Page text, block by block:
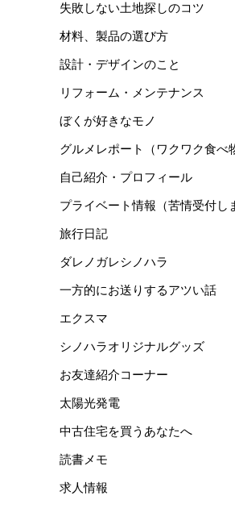
失敗しない土地探しのコツ
材料、製品の選び方
設計・デザインのこと
リフォーム・メンテナンス
ぼくが好きなモノ
グルメレポート（ワクワク食べ
自己紹介・プロフィール
プライベート情報（苦情受付し
旅行日記
ダレノガレシノハラ
一方的にお送りするアツい話
エクスマ
シノハラオリジナルグッズ
お友達紹介コーナー
太陽光発電
中古住宅を買うあなたへ
読書メモ
求人情報